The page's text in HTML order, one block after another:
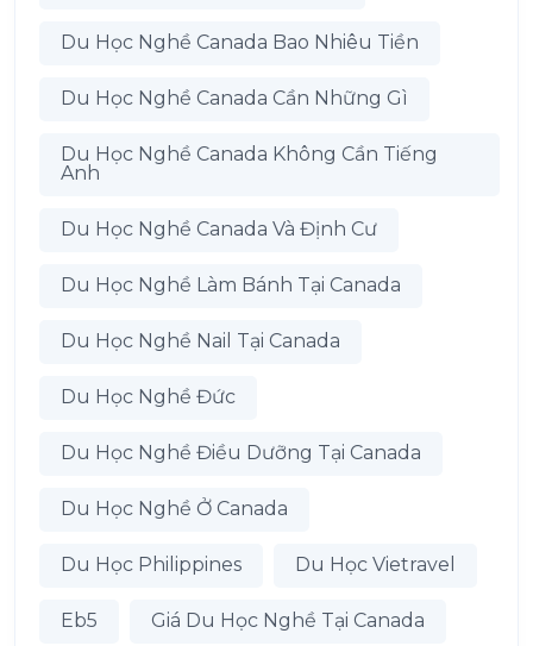
Du Học Nghề Canada Bao Nhiêu Tiền
Du Học Nghề Canada Cần Những Gì
Du Học Nghề Canada Không Cần Tiếng
Anh
Du Học Nghề Canada Và Định Cư
Du Học Nghề Làm Bánh Tại Canada
Du Học Nghề Nail Tại Canada
Du Học Nghề Đức
Du Học Nghề Điều Dưỡng Tại Canada
Du Học Nghề Ở Canada
Du Học Philippines Du Học Vietravel
Eb5 Giá Du Học Nghề Tại Canada